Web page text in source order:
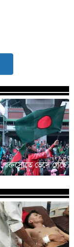
রক্তস্রোতে ভেসে গেছে